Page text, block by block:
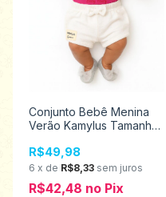
Conjunto Bebê Menina
Verão Kamylus Tamanho
R$49,98
6 x de R$8,33 sem juros
R$42,48 no Pix